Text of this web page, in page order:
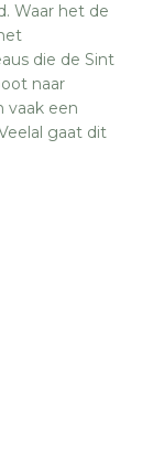
Waar het de
die de Sint
naar
vaak een
gaat dit